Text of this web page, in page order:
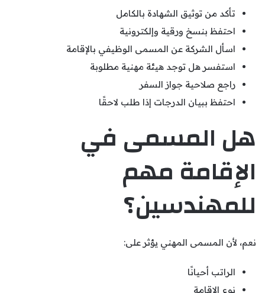
تأكد من توثيق الشهادة بالكامل
احتفظ بنسخ ورقية وإلكترونية
اسأل الشركة عن المسمى الوظيفي بالإقامة
استفسر هل توجد هيئة مهنية مطلوبة
راجع صلاحية جواز السفر
احتفظ ببيان الدرجات إذا طلب لاحقًا
هل المسمى في
الإقامة مهم
للمهندسين؟
نعم، لأن المسمى المهني يؤثر على:
الراتب أحيانًا
نوع الإقامة